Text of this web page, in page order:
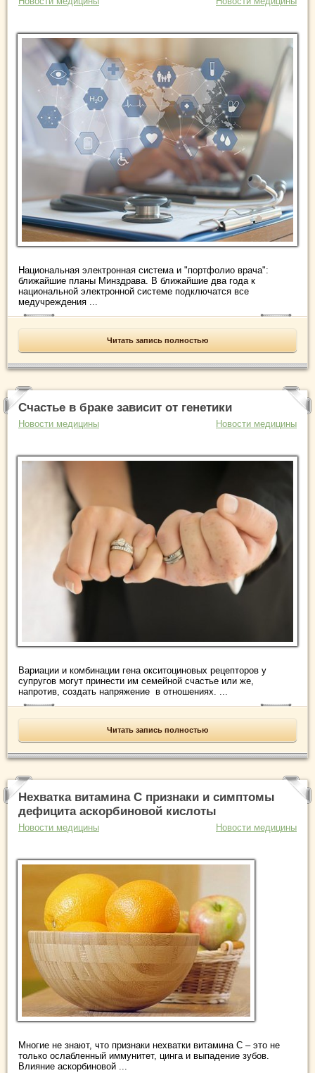
Национальная электронная система и "портфолио врача":
ближайшие планы Минздрава. В ближайшие два года к
национальной электронной системе подключатся все
медучреждения ...
Читать запись полностью
Счастье в браке зависит от генетики
Новости медицины Новости медицины
Вариации и комбинации гена окситоциновых рецепторов у
супругов могут принести им семейной счастье или же,
напротив, создать напряжение в отношениях. ...
Читать запись полностью
Нехватка витамина C признаки и симптомы
дефицита аскорбиновой кислоты
Новости медицины Новости медицины
Многие не знают, что признаки нехватки витамина С – это не
только ослабленный иммунитет, цинга и выпадение зубов.
Влияние аскорбиновой ...